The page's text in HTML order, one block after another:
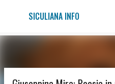
Passa ai
SICULIANA INFO